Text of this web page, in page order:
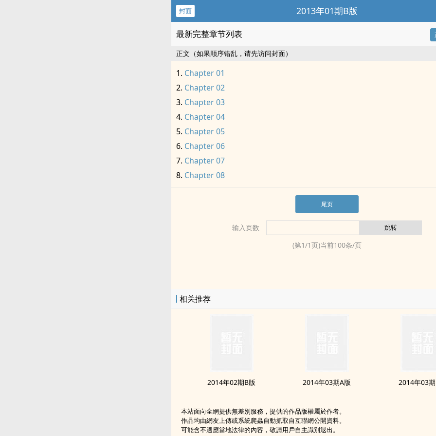
封面 2013年01期B版
最新完整章节列表
正文（如果顺序错乱，请先访问封面）
Chapter 01
Chapter 02
Chapter 03
Chapter 04
Chapter 05
Chapter 06
Chapter 07
Chapter 08
尾页
输入页数
(第1/1页)当前100条/页
相关推荐
2014年02期B版 2014年03期A版 2014年03
本站面向全網提供無差別服務，提供的作品版權屬於作者。
作品均由網友上傳或系統爬蟲自動抓取自互聯網公開資料。
可能含不適應當地法律的內容，敬請用戶自主識別退出。